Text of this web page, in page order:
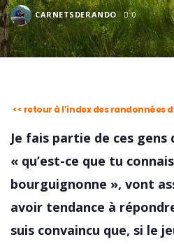
CARNETSDERANDO 0
<< retour à l’index des randonnées
Je fais partie de ces gens
« qu’est-ce que tu
bourguignonne », vont
avoir tendance à
suis convaincu que, si le